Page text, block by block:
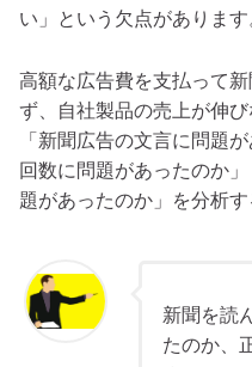
い」という欠点があります
高額な広告費を支払って
ず、自社製品の売上が伸
「新聞広告の文言に問題
回数に問題があったのか
題があったのか」を分析す
新聞を読
たのか、